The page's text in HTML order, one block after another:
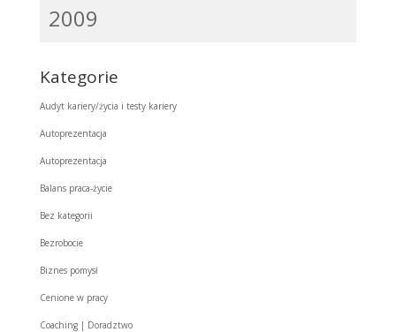
2009
Kategorie
Audyt kariery/życia i testy kariery
Autoprezentacja
Autoprezentacja
Balans praca-życie
Bez kategorii
Bezrobocie
Biznes pomysł
Cenione w pracy
Coaching | Doradztwo